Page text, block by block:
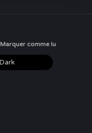
Marquer comme lu